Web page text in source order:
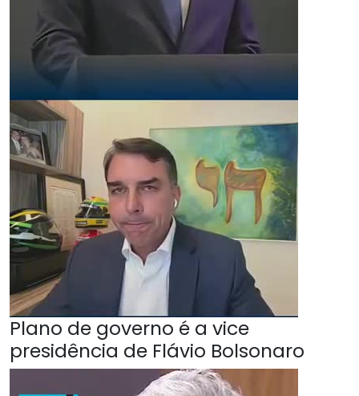
Plano de governo é a vice
presidência de Flávio Bolsonaro